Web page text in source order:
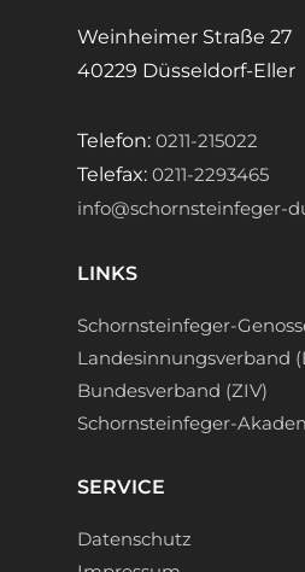
Weinheimer Straße 27
40229 Düsseldorf-Eller
Telefon: 0211-215022
Telefax: 0211-2293465
info@schornsteinfeger-
LINKS
Schornsteinfeger-
Landesinnungsverband
Bundesverband (ZIV)
Schornsteinfeger-
SERVICE
Datenschutz